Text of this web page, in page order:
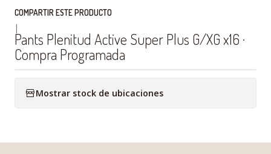
COMPARTIR ESTE PRODUCTO
|
Pants Plenitud Active Super Plus G/XG x16 ·
Compra Programada
Mostrar stock de ubicaciones